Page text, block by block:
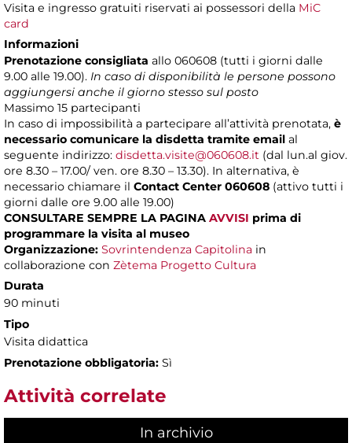
Visita e ingresso gratuiti riservati ai possessori della MiC
card
Informazioni
Prenotazione consigliata allo 060608 (tutti i giorni dalle
9.00 alle 19.00). In caso di disponibilità le persone possono
aggiungersi anche il giorno stesso sul posto
Massimo 15 partecipanti
In caso di impossibilità a partecipare all’attività prenotata, è
necessario comunicare la disdetta tramite email al
seguente indirizzo: disdetta.visite@060608.it (dal lun.al giov.
ore 8.30 – 17.00/ ven. ore 8.30 – 13.30). In alternativa, è
necessario chiamare il Contact Center 060608 (attivo tutti i
giorni dalle ore 9.00 alle 19.00)
CONSULTARE SEMPRE LA PAGINA AVVISI prima di
programmare la visita al museo
Organizzazione: Sovrintendenza Capitolina in
collaborazione con Zètema Progetto Cultura
Durata
90 minuti
Tipo
Visita didattica
Prenotazione obbligatoria: Sì
Attività correlate
In archivio